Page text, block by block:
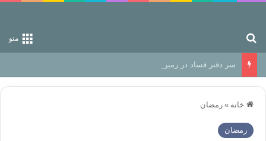
منو
سر دفتر فساد در زمین‌، دوری وکناره‌گیری از راه خداست‌!
خانه » رمضان
رمضان